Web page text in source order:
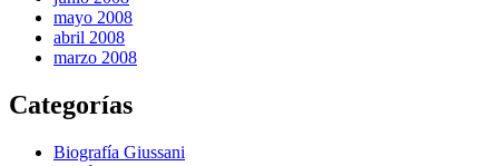
mayo 2008
abril 2008
marzo 2008
Categorías
Biografía Giussani